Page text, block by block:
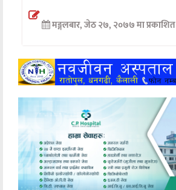
अन्तर्वार्ता
खेलकुद
मनोरञ्जन
अन्य
मङ्गलबार, जेठ २७, २०७७ मा प्रकाशित